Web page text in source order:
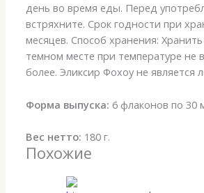
день во время еды. Перед
встряхните. Срок годности при
месяцев. Способ хранения:
темном месте при температуре
более. Эликсир Фохоу не является
Форма выпуска: 6 флаконов по 30
Вес нетто: 180 г.
Похожие